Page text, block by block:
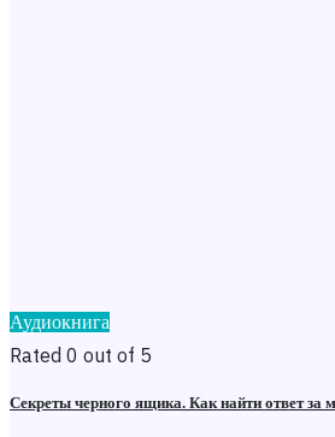
Аудиокнига
Rated 0 out of 5
Секреты черного ящика. Как найти ответ за